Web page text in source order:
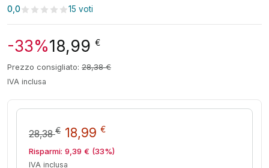
0,0 15 voti
-33%18,99 €
Prezzo consigliato: 28,38€
IVA inclusa
28,38€ Il prezzo originale era: 28,38
18,99 €Il prezzo attuale è:
Risparmi: 9,39 € (33%)
IVA inclusa